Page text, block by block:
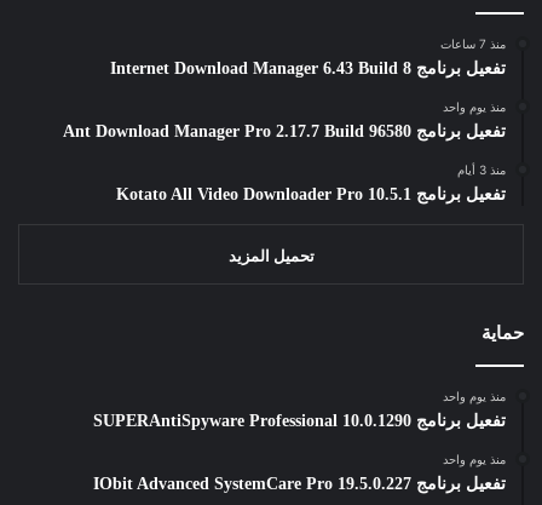
منذ 7 ساعات
تفعيل برنامج Internet Download Manager 6.43 Build 8
منذ يوم واحد
تفعيل برنامج Ant Download Manager Pro 2.17.7 Build 96580
منذ 3 أيام
تفعيل برنامج Kotato All Video Downloader Pro 10.5.1
تحميل المزيد
حماية
منذ يوم واحد
تفعيل برنامج SUPERAntiSpyware Professional 10.0.1290
منذ يوم واحد
تفعيل برنامج IObit Advanced SystemCare Pro 19.5.0.227